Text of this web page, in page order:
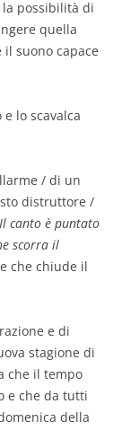
la possibilità di
quella
suono capace
lo scavalca
/ di un
distruttore /
Il canto è puntato
scorra il
che chiude il
e di
stagione di
che il tempo
e che da tutti
della